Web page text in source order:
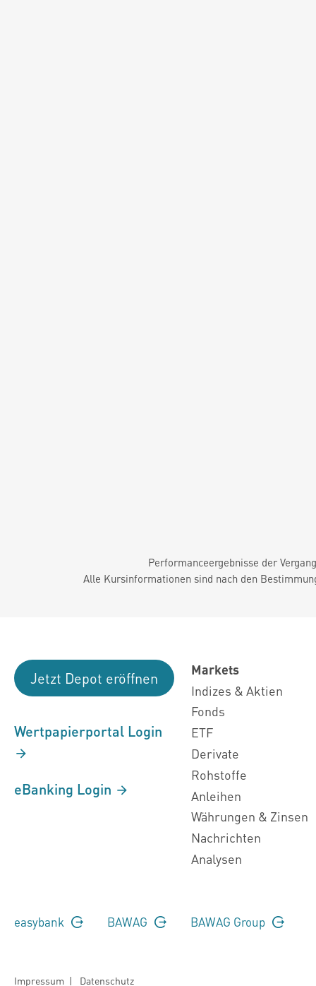
Performanceergebnisse der
Alle Kursinformationen sind nach den
Jetzt Depot eröffnen
Wertpapierportal Login
eBanking Login
Markets
Indizes & Aktien
Fonds
ETF
Derivate
Rohstoffe
Anleihen
Währungen & Zinsen
Nachrichten
Analysen
easybank BAWAG BAWAG Group
Impressum | Datenschutz